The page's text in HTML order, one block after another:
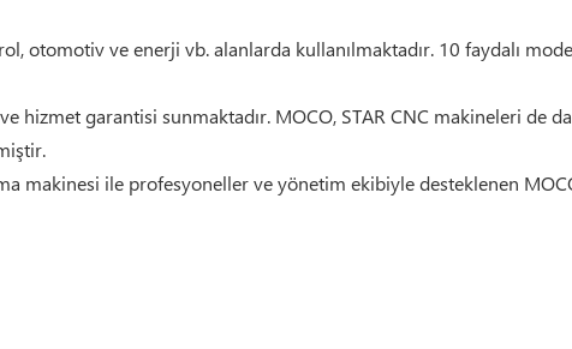
otomotiv ve enerji vb. alanlarda kullanılmaktadır. 10 faydalı
hizmet garantisi sunmaktadır. MOCO, STAR CNC makineleri de
makinesi ile profesyoneller ve yönetim ekibiyle desteklenen